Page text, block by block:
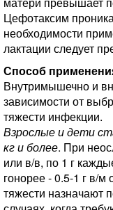
Цефотаксим
необходимости
лактации следует
Способ
Внутримышечно и
зависимости от
тяжести инфекции.
Взрослые и дети
кг и более. При
или в/в, по 1 г
гонорее - 0.5-1 г в/
тяжести назначают